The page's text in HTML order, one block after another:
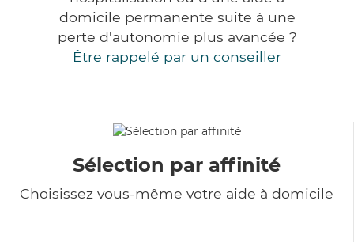
domicile permanente suite à une
perte d'autonomie plus avancée ?
Être rappelé par un conseiller
Sélection par affinité
Choisissez vous-même votre aide à domicile